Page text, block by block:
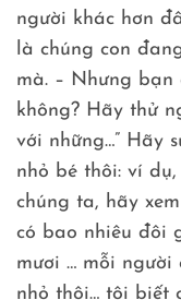
người khác hơn
là chúng con
mà. – Nhưng
không? Hãy thử
với những…” Hãy
nhỏ bé thôi: ví
chúng ta, hãy
có bao nhiêu đôi
mươi … mỗi
nhỏ thôi… tôi biết